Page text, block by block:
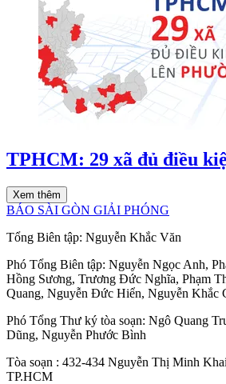
TPHCM: 29 xã đủ điều
Xem thêm
BÁO SÀI GÒN GIẢI PHÓNG
Tổng Biên tập: Nguyễn Khắc Văn
Phó Tổng Biên tập: Nguyễn Ngọc Anh,
Hồng Sương, Trương Đức Nghĩa, Phạm
Quang, Nguyễn Đức Hiển, Nguyễn Khắc
Phó Tổng Thư ký tòa soạn: Ngô Quang
Dũng, Nguyễn Phước Bình
Tòa soạn : 432-434 Nguyễn Thị Minh
TP.HCM